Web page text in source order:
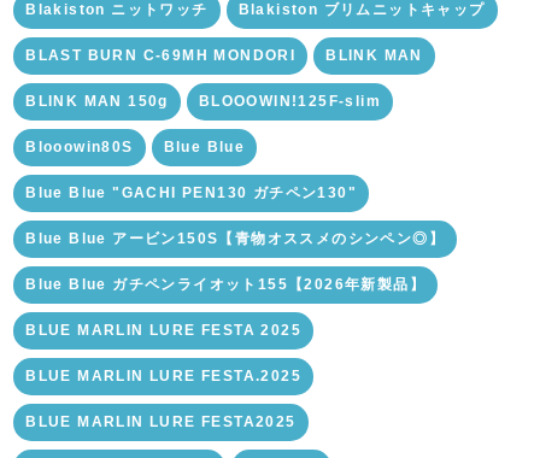
Blakiston ニットワッチ Blakiston ブリムニットキャップ
BLAST BURN C-69MH MONDORI BLINK MAN
BLINK MAN 150g BLOOOWIN!125F-slim
Blooowin80S Blue Blue
Blue Blue "GACHI PEN130 ガチペン130"
Blue Blue アービン150S【青物オススメのシンペン◎】
Blue Blue ガチペンライオット155【2026年新製品】
BLUE MARLIN LURE FESTA 2025
BLUE MARLIN LURE FESTA.2025
BLUE MARLIN LURE FESTA2025